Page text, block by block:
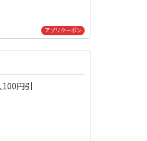
アプリクーポン
円引